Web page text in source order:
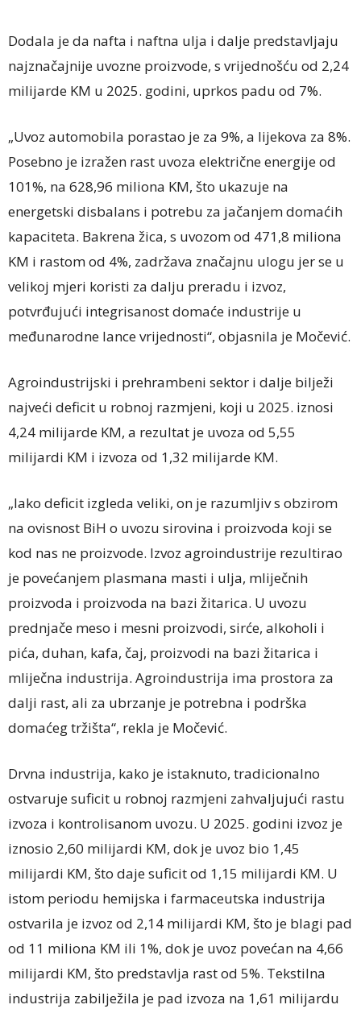
Dodala je da nafta i naftna ulja i dalje predstavljaju
najznačajnije uvozne proizvode, s vrijednošću od 2,24
milijarde KM u 2025. godini, uprkos padu od 7%.
„Uvoz automobila porastao je za 9%, a lijekova za 8%.
Posebno je izražen rast uvoza električne energije od
101%, na 628,96 miliona KM, što ukazuje na
energetski disbalans i potrebu za jačanjem domaćih
kapaciteta. Bakrena žica, s uvozom od 471,8 miliona
KM i rastom od 4%, zadržava značajnu ulogu jer se u
velikoj mjeri koristi za dalju preradu i izvoz,
potvrđujući integrisanost domaće industrije u
međunarodne lance vrijednosti“, objasnila je Močević.
Agroindustrijski i prehrambeni sektor i dalje bilježi
najveći deficit u robnoj razmjeni, koji u 2025. iznosi
4,24 milijarde KM, a rezultat je uvoza od 5,55
milijardi KM i izvoza od 1,32 milijarde KM.
„Iako deficit izgleda veliki, on je razumljiv s obzirom
na ovisnost BiH o uvozu sirovina i proizvoda koji se
kod nas ne proizvode. Izvoz agroindustrije rezultirao
je povećanjem plasmana masti i ulja, mliječnih
proizvoda i proizvoda na bazi žitarica. U uvozu
prednjače meso i mesni proizvodi, sirće, alkoholi i
pića, duhan, kafa, čaj, proizvodi na bazi žitarica i
mliječna industrija. Agroindustrija ima prostora za
dalji rast, ali za ubrzanje je potrebna i podrška
domaćeg tržišta“, rekla je Močević.
Drvna industrija, kako je istaknuto, tradicionalno
ostvaruje suficit u robnoj razmjeni zahvaljujući rastu
izvoza i kontrolisanom uvozu. U 2025. godini izvoz je
iznosio 2,60 milijardi KM, dok je uvoz bio 1,45
milijardi KM, što daje suficit od 1,15 milijardi KM. U
istom periodu hemijska i farmaceutska industrija
ostvarila je izvoz od 2,14 milijardi KM, što je blagi pad
od 11 miliona KM ili 1%, dok je uvoz povećan na 4,66
milijardi KM, što predstavlja rast od 5%. Tekstilna
industrija zabilježila je pad izvoza na 1,61 milijardu